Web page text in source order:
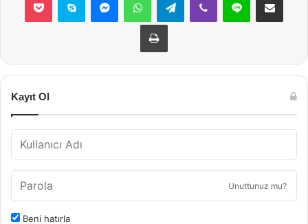
Yazdır
Kayıt Ol
Unuttunuz mu?
Beni hatırla